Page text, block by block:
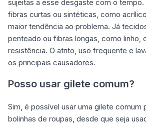
sujeitas a esse desgaste com o
fibras curtas ou sintéticas, como
maior tendência ao problema. Já
penteado ou fibras longas, como linho,
resistência. O atrito, uso frequente e
os principais causadores.
Posso usar gilete comum?
Sim, é possível usar uma gilete comum
bolinhas de roupas, desde que seja